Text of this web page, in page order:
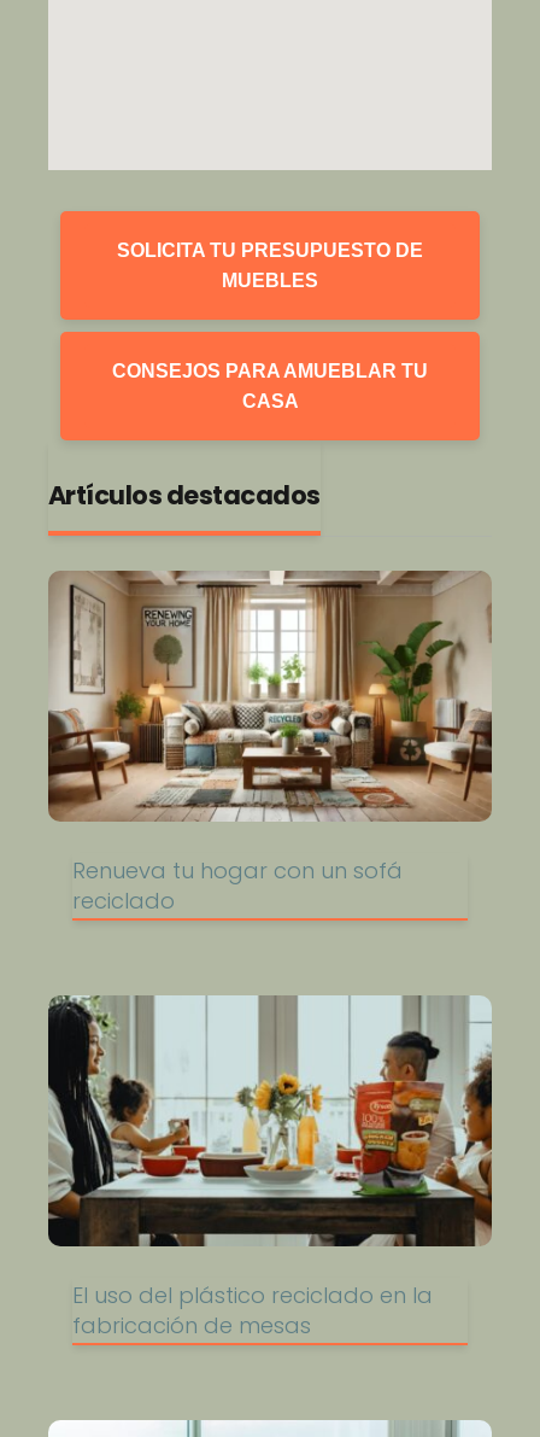
SOLICITA TU PRESUPUESTO DE
MUEBLES
CONSEJOS PARA AMUEBLAR TU
CASA
Artículos destacados
Renueva tu hogar con un sofá
reciclado
El uso del plástico reciclado en la
fabricación de mesas